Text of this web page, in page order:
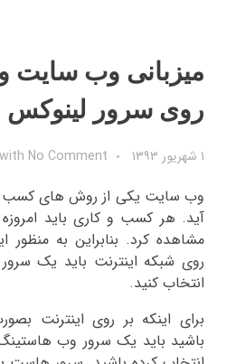
میزبانی وب سایت
روی سرور لینوکس
۱ شهریور ۱۳۹۳ with No Comment
وب سایت یکی از روش های کسب
آید. هر کسب و کاری باید امروزه
مشاهده کرد. بنابراین به
روی شبکه اینترنت باید یک
انتخاب کنید.
برای اینکه بر روی اینترنت
باشید باید یک سرور وب